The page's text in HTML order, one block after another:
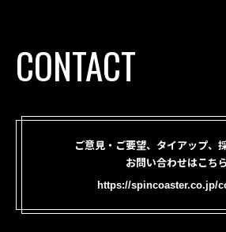
CONTACT
ご意見・ご要望、タイアップ、
お問い合わせはこちら
https://spincoaster.co.jp/